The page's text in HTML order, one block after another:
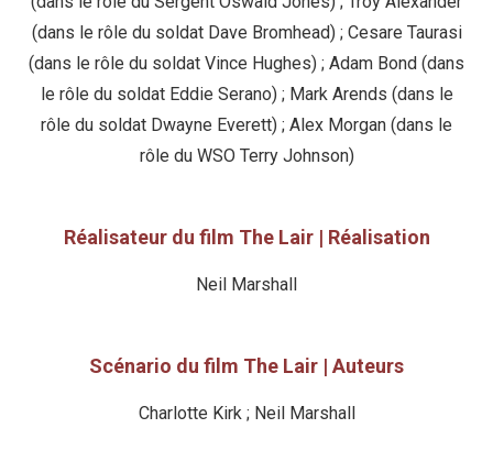
(dans le rôle du soldat Dave Bromhead) ; Cesare Taurasi
(dans le rôle du soldat Vince Hughes) ; Adam Bond (dans
le rôle du soldat Eddie Serano) ; Mark Arends (dans le
rôle du soldat Dwayne Everett) ; Alex Morgan (dans le
rôle du WSO Terry Johnson)
Réalisateur du film The Lair | Réalisation
Neil Marshall
Scénario du film The Lair | Auteurs
Charlotte Kirk ; Neil Marshall